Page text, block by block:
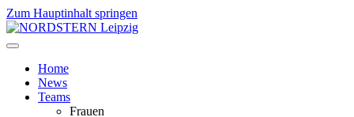
Zum Hauptinhalt springen
Home
News
Teams
Frauen